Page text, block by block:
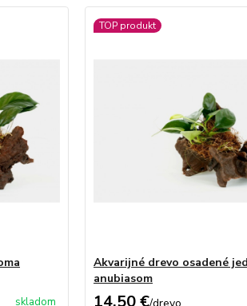
skladom
TOP produkt
Akvarijné drevo osadené
anubiasom
14,50 €